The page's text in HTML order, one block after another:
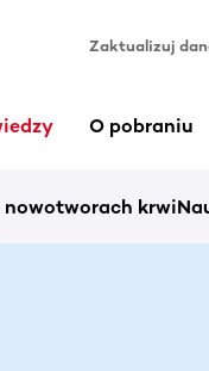
Zaktualizuj
O pobraniu
nowotworach krwi